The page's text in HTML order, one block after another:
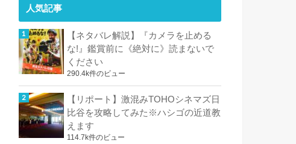
人気記事
【ネタバレ解説】『カメラを止める
な!』鑑賞前に《絶対に》読まないで
ください
290.4k件のビュー
【リポート】激混みTOHOシネマズ日
比谷を攻略してみた※ハシゴの近道教
えます
114.7k件のビュー